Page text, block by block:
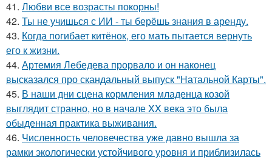
41. Любви все возрасты покорны!
42. Ты не учишься с ИИ - ты берёшь знания в аренду.
43. Когда погибает китёнок, его мать пытается вернуть
его к жизни.
44. Артемия Лебедева прорвало и он наконец
высказался про скандальный выпуск "Натальной Карты".
45. В наши дни сцена кормления младенца козой
выглядит странно, но в начале XX века это была
обыденная практика выживания.
46. Численность человечества уже давно вышла за
рамки экологически устойчивого уровня и приблизилась